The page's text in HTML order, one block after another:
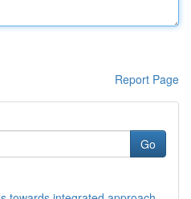
Report Page
Go